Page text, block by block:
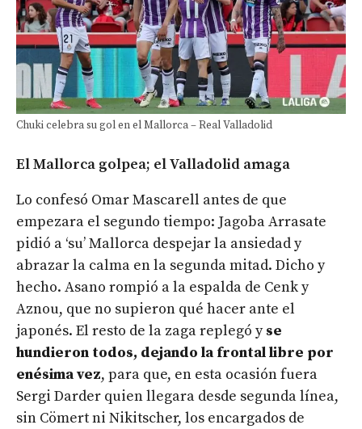
Chuki celebra su gol en el Mallorca – Real Valladolid
El Mallorca golpea; el Valladolid amaga
Lo confesó Omar Mascarell antes de que
empezara el segundo tiempo: Jagoba Arrasate
pidió a ‘su’ Mallorca despejar la ansiedad y
abrazar la calma en la segunda mitad. Dicho y
hecho. Asano rompió a la espalda de Cenk y
Aznou, que no supieron qué hacer ante el
japonés. El resto de la zaga replegó yse
hundieron todos, dejando la frontal libre por
enésima vez, para que, en esta ocasión fuera
Sergi Darder quien llegara desde segunda línea,
sin Cömert ni Nikitscher, los encargados de